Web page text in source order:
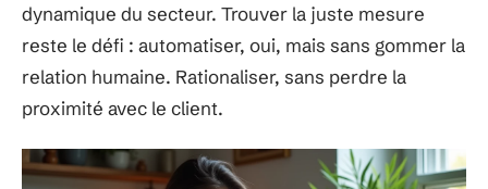
dynamique du secteur. Trouver la juste mesure
reste le défi : automatiser, oui, mais sans gommer la
relation humaine. Rationaliser, sans perdre la
proximité avec le client.